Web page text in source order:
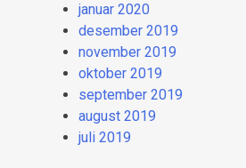
januar 2020
desember 2019
november 2019
oktober 2019
september 2019
august 2019
juli 2019